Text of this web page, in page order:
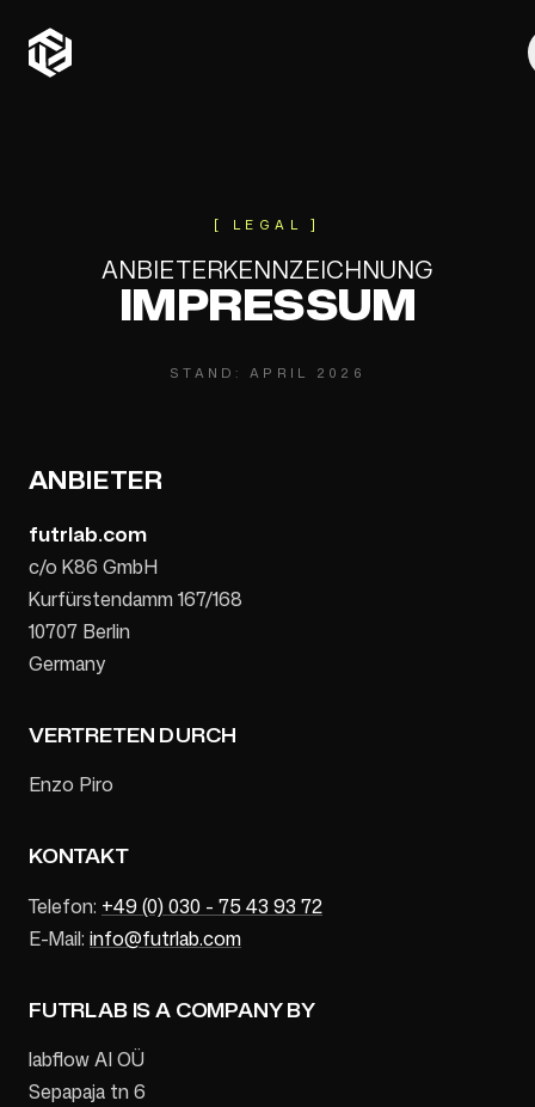
[ LEGAL ]
ANBIETERKENNZEICHNUNG
IMPRESSUM
STAND:APRIL 2026
ANBIETER
futrlab.com
c/o K86 GmbH
Kurfürstendamm 167/168
10707 Berlin
Germany
VERTRETEN DURCH
Enzo Piro
KONTAKT
Telefon: +49 (0) 030 - 75 43 93 72
E-Mail: info@futrlab.com
FUTRLAB IS A COMPANY BY
labflow AI OÜ
Sepapaja tn 6